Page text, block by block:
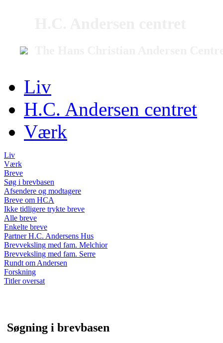
Liv
H.C. Andersen centret
Værk
Liv
Værk
Breve
Søg i brevbasen
Afsendere og modtagere
Breve om HCA
Ikke tidligere trykte breve
Alle breve
Enkelte breve
Partner H.C. Andersens Hus
Brevveksling med fam. Melchior
Brevveksling med fam. Serre
Rundt om Andersen
Forskning
Titler oversat
Søgning i brevbasen